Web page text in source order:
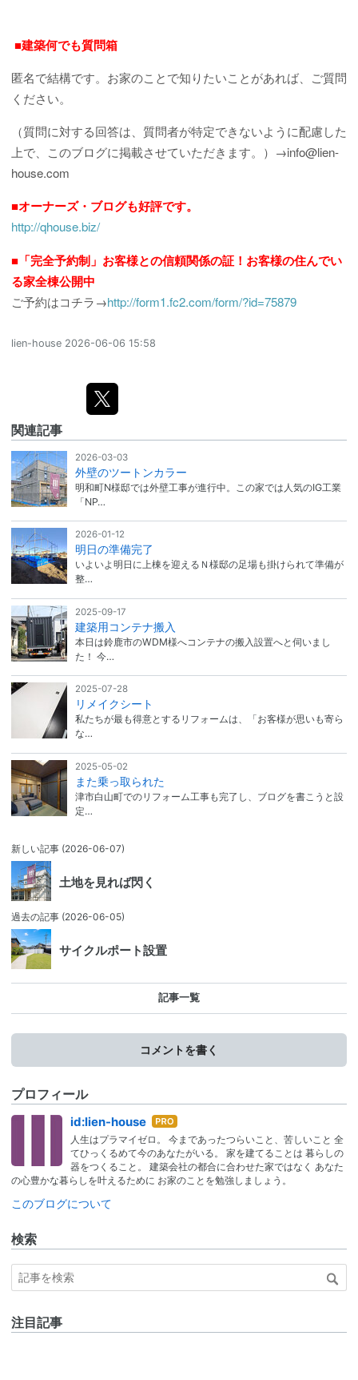
■建築何でも質問箱
匿名で結構です。お家のことで知りたいことがあれば、ご質問
ください。
（質問に対する回答は、質問者が特定できないように配慮した
上で、このブログに掲載させていただきます。）→info@lien-
house.com
■オーナーズ・ブログも好評です。
http://qhouse.biz/
■「完全予約制」お客様との信頼関係の証！お客様の住んでい
る家全棟公開中
ご予約はコチラ→http://form1.fc2.com/form/?id=75879
lien-house 2026-06-06 15:58
関連記事
2026-03-03
外壁のツートンカラー
明和町N様邸では外壁工事が進行中。この家では人気のIG工業
「NP…
2026-01-12
明日の準備完了
いよいよ明日に上棟を迎えるＮ様邸の足場も掛けられて準備が
整…
2025-09-17
建築用コンテナ搬入
本日は鈴鹿市のWDM様へコンテナの搬入設置へと伺いまし
た！ 今…
2025-07-28
リメイクシート
私たちが最も得意とするリフォームは、「お客様が思いも寄ら
な…
2025-05-02
また乗っ取られた
津市白山町でのリフォーム工事も完了し、ブログを書こうと設
定…
新しい記事 (2026-06-07)
土地を見れば閃く
過去の記事 (2026-06-05)
サイクルポート設置
記事一覧
コメントを書く
プロフィール
id:lien-house はて
なブ
ログ
Pro
人生はプラマイゼロ。 今まであったつらいこと、苦しいこと 全
てひっくるめて今のあなたがいる。 家を建てることは 暮らしの
器をつくること。 建築会社の都合に合わせた家ではなく あなた
の心豊かな暮らしを叶えるために お家のことを勉強しましょう。
このブログについて
検索
注目記事